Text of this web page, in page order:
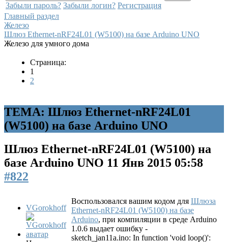
Забыли пароль? Забыли логин? Регистрация
Главный раздел
Железо
Шлюз Ethernet-nRF24L01 (W5100) на базе Arduino UNO
Железо для умного дома
Страница:
1
2
ТЕМА: Шлюз Ethernet-nRF24L01
(W5100) на базе Arduino UNO
Шлюз Ethernet-nRF24L01 (W5100) на
базе Arduino UNO 11 Янв 2015 05:58
#822
VGorokhoff
Воспользовался вашим кодом для Шлюза
Ethernet-nRF24L01 (W5100) на базе
Arduino, при компиляции в среде Arduino
1.0.6 выдает ошибку -
sketch_jan11a.ino: In function 'void loop()':